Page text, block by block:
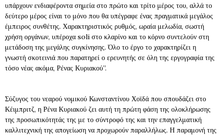
υπάρχουν ενδιαφέροντα σημεία στο πρώτο και τρίτο μέρος του, αλλά το
δεύτερο μέρος είναι το μόνο που θα υπέγραφε ένας πραγματικά μεγάλος
έμπειρος συνθέτης. Χαρακτηριστικός ρυθμός, ωραία μελωδία, σωστή
χρήση οργάνων, υπέροχα soli στο κλαρίνο και το κόρνο συντελούν στη
μετάδοση της μεγάλης συγκίνησης. Όλο το έργο το χαρακτηρίζει η
γνωστή σκοτεινιά που παρατηρεί ο ερευνητής σε όλη της εργογραφία της
τόσο νέας ακόμα, Ρένας Κυριακού”.
Σύζυγος του νεαρού νομικού Κωνσταντίνου Χοϊδά που σπουδάζει στο
Κέιμπριτζ, η Ρένα Κυριακού ζει αυτή τη πρώτη φάση της ολοκλήρωσης
της προσωπικότητάς της με το σύντροφό της και την επαγγελματική
καλλιτεχνική της απογείωση να προχωρούν παραλλήλως. Η παραμονή της